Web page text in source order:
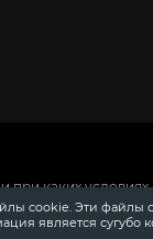
каких условиях
информации о
автосалонов
cookie. Эти файлы
является сугубо